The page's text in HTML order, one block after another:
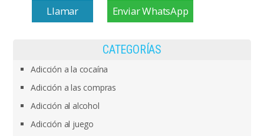
Llamar Enviar WhatsApp
CATEGORÍAS
Adicción a la cocaína
Adicción a las compras
Adicción al alcohol
Adicción al juego